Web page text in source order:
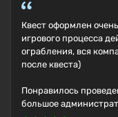
Квест оформлен
игрового процесса
ограбления, вся
после квеста)
Понравилось
большое